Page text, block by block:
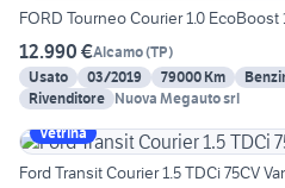
FORD Tourneo Courier 1.0 EcoBoost
12.990 €Alcamo(TP)
Usato
03/2019 79000 Km
Rivenditore Nuova Megauto srl
Vetrina
Ford Transit Courier 1.5 TDCi 75CV